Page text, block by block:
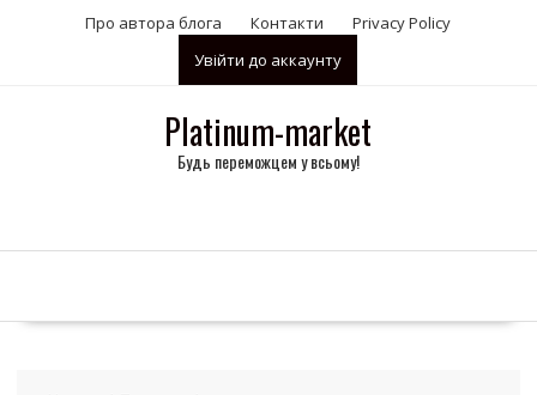
t
t
Про автора блога Контакти
Privacy Policy
Увійти до аккаунту
Platinum-market
Будь переможцем у всьому!